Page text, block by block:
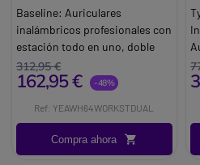
DECT Bluetooth
Baseline: Auriculares
inalámbricos profesionales con
estación todo en uno, doble
conectividad DECT y
Bluetooth, y pantalla táctil para
comunicaciones.
312,95 €
162,95 € -48%
Ref: YEAWH64WORKSTDUAL
Compra ahora